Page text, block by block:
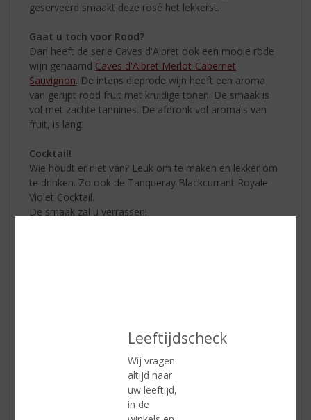
Leeftijdscheck
Wij vragen
altijd naar
uw leeftijd,
in de
geserveerd smaakt deze rosé het lekkerst.
Gaat u toch voor Rood?
Dan heeft de serie Caves d'Albret ook een mooie rode
wijn genaamd Caves d'Albret Merlot-Cabernet
Sauvignon. De intens dieprode wijn heeft een aroma
van gerijpt rood fruit met kruidige tonen. De smaak is
vol met zachte tannines. De afdronk vol aroma's van
fruit, is lang.
Cocktail!
Wie houdt er niet van? Leuk om te maken en lekker om
te drinken. Zo ook de Tanqueray Blackcurrant Royale
Violet Cocktail.
De smaak zal u verrassen!